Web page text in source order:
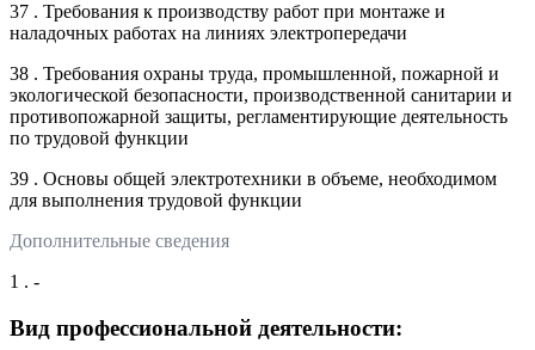
37 . Требования к производству работ при монтаже и
наладочных работах на линиях электропередачи
38 . Требования охраны труда, промышленной, пожарной и
экологической безопасности, производственной санитарии и
противопожарной защиты, регламентирующие деятельность
по трудовой функции
39 . Основы общей электротехники в объеме, необходимом
для выполнения трудовой функции
Дополнительные сведения
1 . -
Вид профессиональной деятельности: